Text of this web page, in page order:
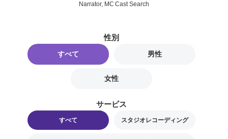
Narrator, MC Cast Search
性別
すべて 男性
女性
サービス
すべて スタジオレコーディング